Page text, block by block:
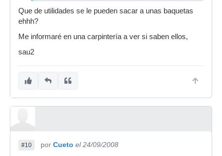
demasiado a mi perimetro o incluso osan
reluciente vajilla, les hago un: Zas en toda la
carpinteria cercana para que ellos si lo lleven a
Que de utilidades se le pueden sacar a unas baquetas
ehhh?
Me informaré en una carpintería a ver si saben ellos,
sau2
#10 por Cueto el 24/09/2008